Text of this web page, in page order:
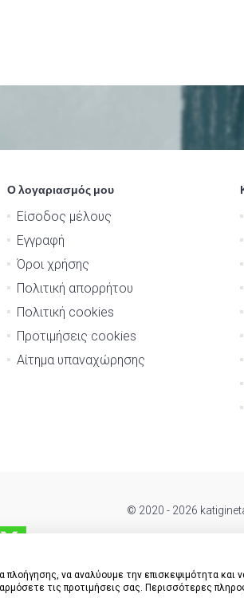
Ο λογαριασμός μου
Είσοδος μέλους
Εγγραφή
Όροι χρήσης
Πολιτική απορρήτου
Πολιτική cookies
Προτιμήσεις cookies
Αίτημα υπαναχώρησης
© 2020 - 2026
να αναλύουμε την επισκεψιμότητα και
τις προτιμήσεις σας. Περισσότερες